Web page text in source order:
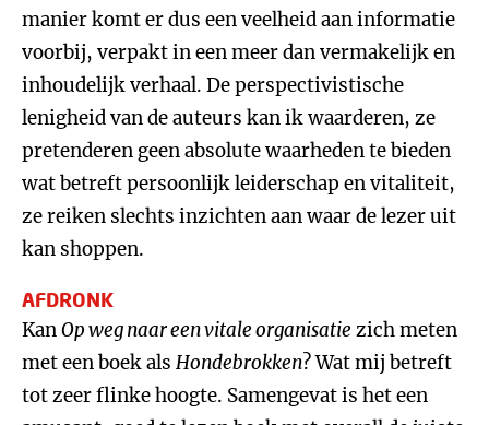
manier komt er dus een veelheid aan informatie
voorbij, verpakt in een meer dan vermakelijk en
inhoudelijk verhaal. De perspectivistische
lenigheid van de auteurs kan ik waarderen, ze
pretenderen geen absolute waarheden te bieden
wat betreft persoonlijk leiderschap en vitaliteit,
ze reiken slechts inzichten aan waar de lezer uit
kan shoppen.
AFDRONK
KanOp weg naar een vitale organisatie zich meten
met een boek als Hondebrokken? Wat mij betreft
tot zeer flinke hoogte. Samengevat is het een